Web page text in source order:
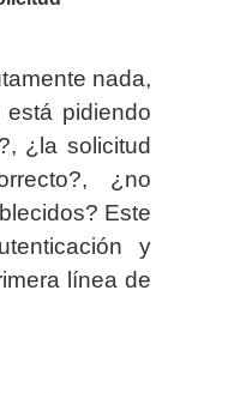
nada,
pidiendo
¿la solicitud
¿no
Este
y
línea de